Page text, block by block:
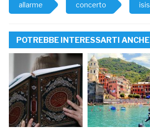
allarme concerto isis
POTREBBE INTERESSARTI ANCHE